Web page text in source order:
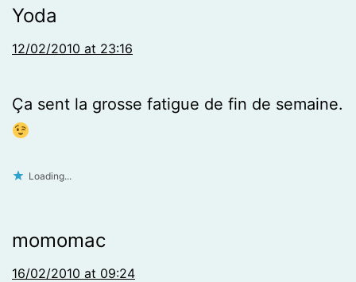
Yoda
12/02/2010 at 23:16
Ça sent la grosse fatigue de fin de semaine.
Loading...
momomac
16/02/2010 at 09:24